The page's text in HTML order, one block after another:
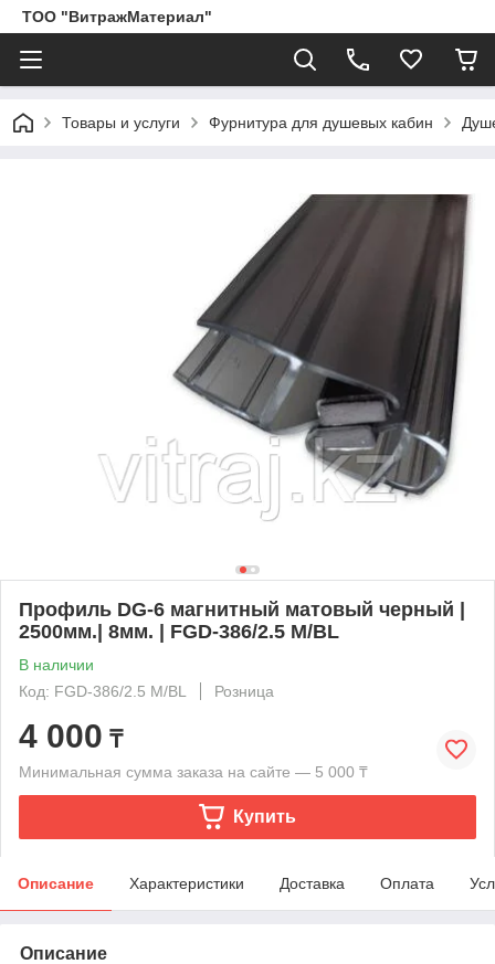
ТОО "ВитражМатериал"
Товары и услуги Фурнитура для душевых кабин
Профиль DG-6 магнитный матовый черный |
2500мм.| 8мм. | FGD-386/2.5 M/BL
В наличии
Код: FGD-386/2.5 M/BL
Розница
4 000 ₸
Минимальная сумма заказа на сайте — 5 000 ₸
Купить
Описание Характеристики Доставка Оплата
Описание